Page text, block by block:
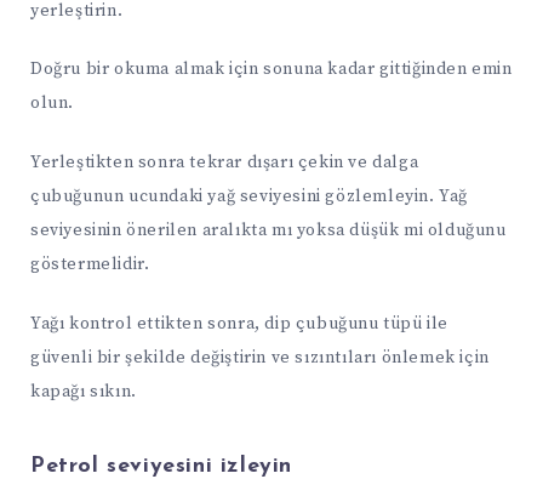
yerleştirin.
Doğru bir okuma almak için sonuna kadar gittiğinden emin
olun.
Yerleştikten sonra tekrar dışarı çekin ve dalga
çubuğunun ucundaki yağ seviyesini gözlemleyin. Yağ
seviyesinin önerilen aralıkta mı yoksa düşük mi olduğunu
göstermelidir.
Yağı kontrol ettikten sonra, dip çubuğunu tüpü ile
güvenli bir şekilde değiştirin ve sızıntıları önlemek için
kapağı sıkın.
Petrol seviyesini izleyin